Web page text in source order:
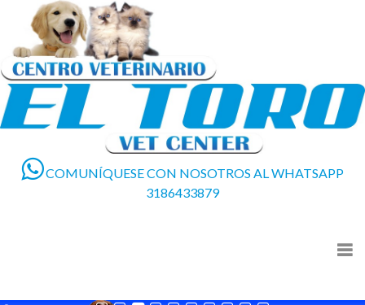
COMUNÍQUESE CON NOSOTROS AL WHATSAPP
3186433879